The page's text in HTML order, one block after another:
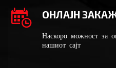
ОНЛАЈН
Наскоро можност за
нашиот сајт